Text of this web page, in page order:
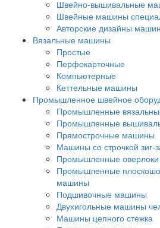
Швейно-вышивальные
Швейные машины
Авторские дизайны
Вязальные машины
Простые
Перфокарточные
Компьютерные
Кеттельные машины
Промышленное швейное
Промышленные
Промышленные
Прямострочные машины
Машины со строчкой зиг-
Промышленные оверлоки
Промышленные
машины
Подшивочные машины
Двухигольные машины
Машины цепного стежка